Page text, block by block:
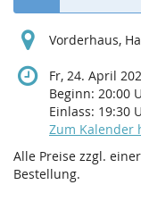
Vorderhaus,
Fr, 24. April
Beginn: 20:00
Einlass: 19:30
Zum Kalender
Alle Preise zzgl.
Bestellung.